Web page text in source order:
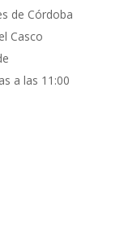
de Córdoba
Casco
a las 11:00